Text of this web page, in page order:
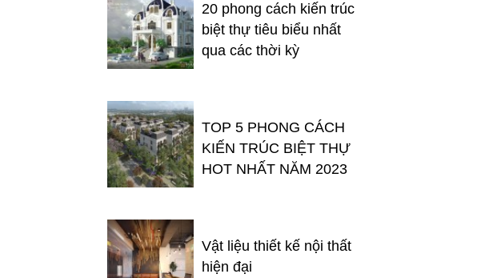
20 phong cách kiến trúc
biệt thự tiêu biểu nhất
qua các thời kỳ
TOP 5 PHONG CÁCH
KIẾN TRÚC BIỆT THỰ
HOT NHẤT NĂM 2023
Vật liệu thiết kế nội thất
hiện đại